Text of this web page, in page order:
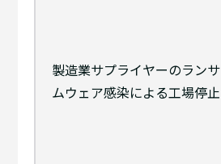
製造業サプライヤーのランサ
ムウェア感染による工場停止